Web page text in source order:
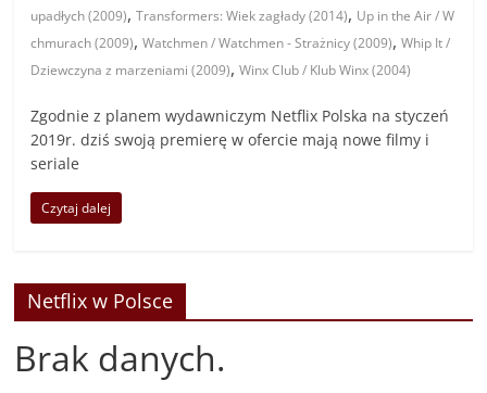
upadłych (2009),Transformers: Wiek zagłady (2014), Up in the Air / W
chmurach (2009),Watchmen / Watchmen - Strażnicy (2009),Whip It /
Dziewczyna z marzeniami (2009),Winx Club / Klub Winx (2004)
Zgodnie z planem wydawniczym Netflix Polska na styczeń
2019r. dziś swoją premierę w ofercie mają nowe filmy i
seriale
Czytaj dalej
Netflix w Polsce
Brak danych.